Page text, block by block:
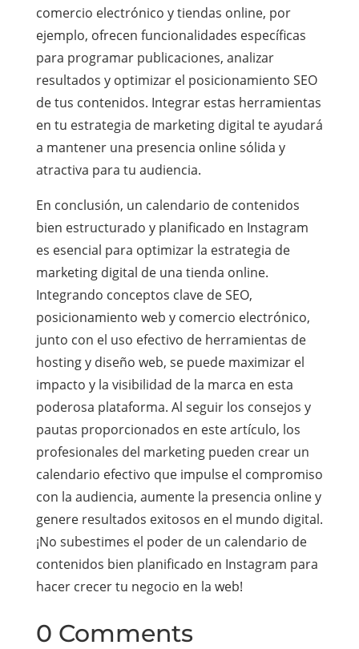
comercio electrónico y tiendas online, por
ejemplo, ofrecen funcionalidades específicas
para programar publicaciones, analizar
resultados y optimizar el posicionamiento SEO
de tus contenidos. Integrar estas herramientas
en tu estrategia de marketing digital te ayudará
a mantener una presencia online sólida y
atractiva para tu audiencia.
En conclusión, un calendario de contenidos
bien estructurado y planificado en Instagram
es esencial para optimizar la estrategia de
marketing digital de una tienda online.
Integrando conceptos clave de SEO,
posicionamiento web y comercio electrónico,
junto con el uso efectivo de herramientas de
hosting y diseño web, se puede maximizar el
impacto y la visibilidad de la marca en esta
poderosa plataforma. Al seguir los consejos y
pautas proporcionados en este artículo, los
profesionales del marketing pueden crear un
calendario efectivo que impulse el compromiso
con la audiencia, aumente la presencia online y
genere resultados exitosos en el mundo digital.
¡No subestimes el poder de un calendario de
contenidos bien planificado en Instagram para
hacer crecer tu negocio en la web!
0 Comments